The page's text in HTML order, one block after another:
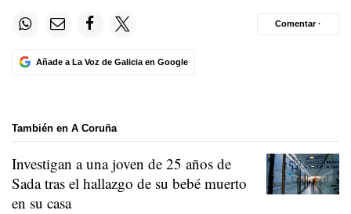
Añade a La Voz de Galicia en Google
Comentar ·
También en A Coruña
Investigan a una joven de 25 años de
Sada tras el hallazgo de su bebé muerto
en su casa